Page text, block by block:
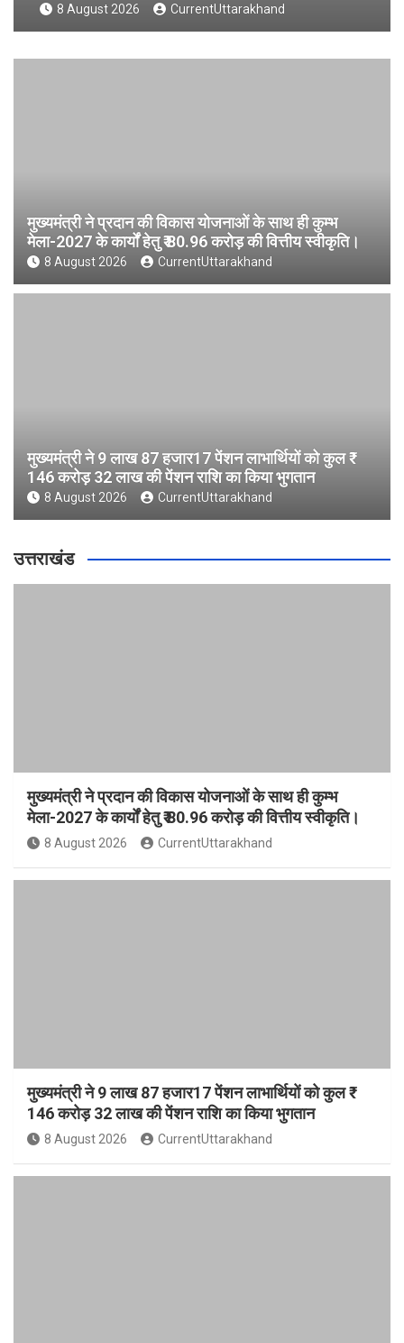
8 August 2026 CurrentUttarakhand
मुख्यमंत्री ने प्रदान की विकास योजनाओं के साथ ही कुम्भ
मेला-2027 के कार्यों हेतु ₹ 80.96 करोड़ की वित्तीय स्वीकृति।
8 August 2026 CurrentUttarakhand
मुख्यमंत्री ने 9 लाख 87 हजार17 पेंशन लाभार्थियों को कुल ₹
146 करोड़ 32 लाख की पेंशन राशि का किया भुगतान
8 August 2026 CurrentUttarakhand
उत्तराखंड
मुख्यमंत्री ने प्रदान की विकास योजनाओं के साथ ही कुम्भ
मेला-2027 के कार्यों हेतु ₹ 80.96 करोड़ की वित्तीय स्वीकृति।
8 August 2026 CurrentUttarakhand
मुख्यमंत्री ने 9 लाख 87 हजार17 पेंशन लाभार्थियों को कुल ₹
146 करोड़ 32 लाख की पेंशन राशि का किया भुगतान
8 August 2026 CurrentUttarakhand